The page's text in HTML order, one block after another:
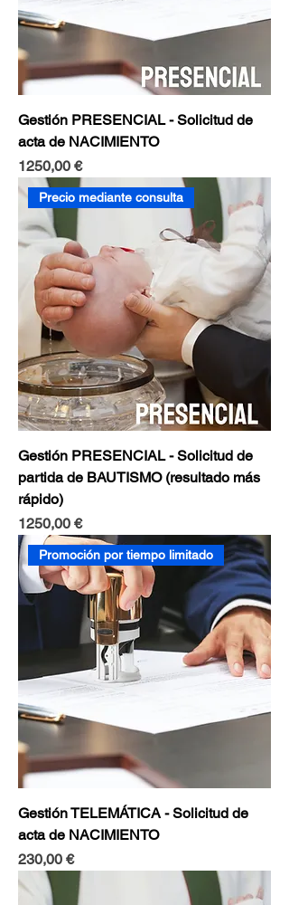
Gestión PRESENCIAL - Solicitud de
acta de NACIMIENTO
Precio
1250,00 €
Precio mediante consulta
Gestión PRESENCIAL - Solicitud de
partida de BAUTISMO (resultado más
rápido)
Precio
1250,00 €
Promoción por tiempo limitado
Gestión TELEMÁTICA - Solicitud de
acta de NACIMIENTO
Precio
230,00 €